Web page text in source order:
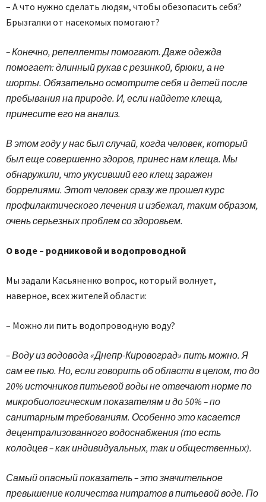
– А что нужно сделать людям, чтобы обезопасить себя?
Брызгалки от насекомых помогают?
– Конечно, репелленты помогают. Даже одежда
помогает: длинный рукав с резинкой, брюки, а не
шорты. Обязательно осмотрите себя и детей после
пребывания на природе. И, если найдете клеща,
принесите его на анализ.
В этом году у нас был случай, когда человек, который
был еще совершенно здоров, принес нам клеща. Мы
обнаружили, что укусивший его клещ заражен
боррелиями. Этот человек сразу же прошел курс
профилактического лечения и избежал, таким образом,
очень серьезных проблем со здоровьем.
О воде – родниковой и водопроводной
Мы задали Касьяненко вопрос, который волнует,
наверное, всех жителей области:
– Можно ли пить водопровод­ную воду?
– Воду из водовода «Днепр-Кировоград» пить можно. Я
сам ее пью. Но, если говорить об области в целом, то до
20% источников питьевой воды не отвечают норме по
микробиологическим показателям и до 50% – по
санитарным требованиям. Особенно это касается
децентрализованного водоснабжения (то есть
колодцев – как индивидуальных, так и общественных).
Самый опасный показатель – это значительное
превышение количества нитратов в питьевой воде. По